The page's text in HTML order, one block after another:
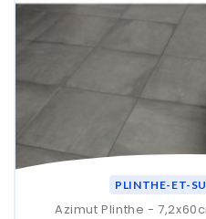
PLINTHE-ET-
Azimut Plinthe -